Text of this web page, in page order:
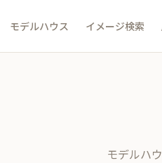
モデルハウス イメージ検索
モデルハ